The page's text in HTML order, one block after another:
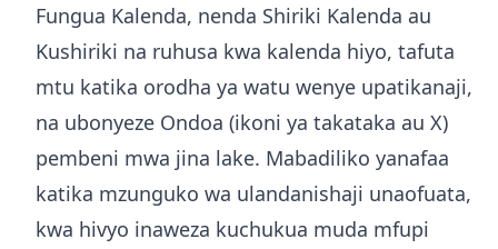
Fungua Kalenda, nenda Shiriki Kalenda au
Kushiriki na ruhusa kwa kalenda hiyo, tafuta
mtu katika orodha ya watu wenye upatikanaji,
na ubonyeze Ondoa (ikoni ya takataka au X)
pembeni mwa jina lake. Mabadiliko yanafaa
katika mzunguko wa ulandanishaji unaofuata,
kwa hivyo inaweza kuchukua muda mfupi